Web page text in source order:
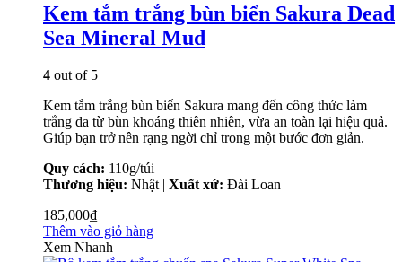
Kem tắm trắng bùn biển Sakura Dead
Sea Mineral Mud
4 out of 5
Kem tắm trắng bùn biển Sakura mang đến công thức làm
trắng da từ bùn khoáng thiên nhiên, vừa an toàn lại hiệu quả.
Giúp bạn trở nên rạng ngời chỉ trong một bước đơn giản.
Quy cách: 110g/túi
Thương hiệu: Nhật | Xuất xứ: Đài Loan
185,000₫
Thêm vào giỏ hàng
Xem Nhanh